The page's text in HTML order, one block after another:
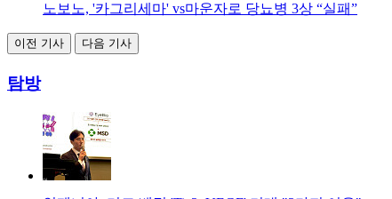
노보노, '카그리세마' vs마운자로 당뇨병 3상 “실패”
이전 기사 다음 기사
탐방